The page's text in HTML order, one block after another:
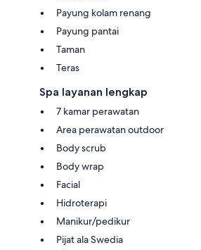
Payung kolam renang
Payung pantai
Taman
Teras
Spa layanan lengkap
7 kamar perawatan
Area perawatan outdoor
Body scrub
Body wrap
Facial
Hidroterapi
Manikur/pedikur
Pijat ala Swedia